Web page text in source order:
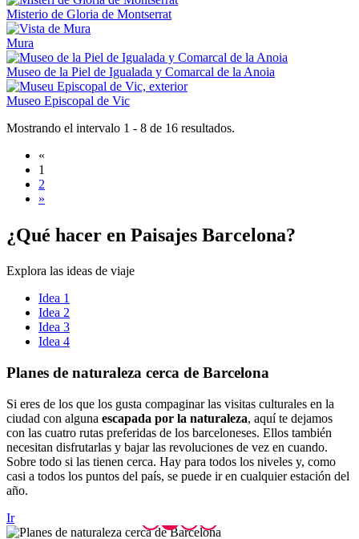
Misterio de Gloria de Montserrat
Mura
Museo de la Piel de Igualada y Comarcal de la Anoia
Museo Episcopal de Vic
Mostrando el intervalo 1 - 8 de 16 resultados.
«
1
2
»
¿Qué hacer en Paisajes Barcelona?
Explora las ideas de viaje
Idea 1
Idea 2
Idea 3
Idea 4
Planes de naturaleza cerca de Barcelona
Si eres de los que los gusta compaginar las visitas culturales en la
ciudad con alguna escapada por la naturaleza, aquí te dejamos
con las cuatro rutas preferidas de los barceloneses. Ellos también
necesitan disfrutarlas y bajar las revoluciones de vez en cuando.
Sobre todo si las tienen cerca. Hay para todos los niveles y, como
casi a todos los puntos del país, se puede ir en cualquier estación del
año.
Ir